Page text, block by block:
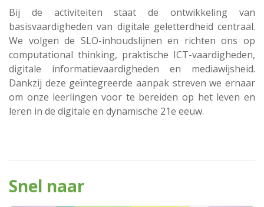
Bij de activiteiten staat de ontwikkeling van
basisvaardigheden van digitale geletterdheid centraal.
We volgen de SLO-inhoudslijnen en richten ons op
computational thinking, praktische ICT-vaardigheden,
digitale informatievaardigheden en mediawijsheid.
Dankzij deze geïntegreerde aanpak streven we ernaar
om onze leerlingen voor te bereiden op het leven en
leren in de digitale en dynamische 21e eeuw.
Snel naar